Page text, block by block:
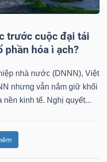
trước cuộc đại tái
phần hóa ì ạch?
nhà nước (DNNN), Việt
nhưng vẫn nắm giữ khối
kinh tế. Nghị quyết...